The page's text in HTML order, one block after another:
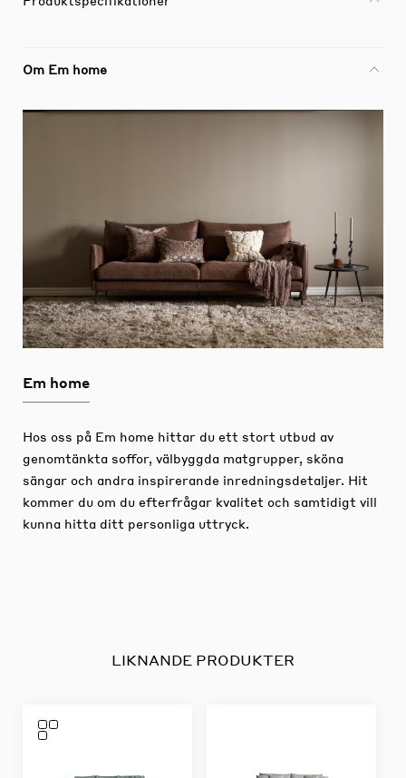
Om Em home
Em home
Hos oss på Em home hittar du ett stort utbud av
genomtänkta soffor, välbyggda matgrupper, sköna
sängar och andra inspirerande inredningsdetaljer. Hit
kommer du om du efterfrågar kvalitet och samtidigt vill
kunna hitta ditt personliga uttryck.
LIKNANDE PRODUKTER